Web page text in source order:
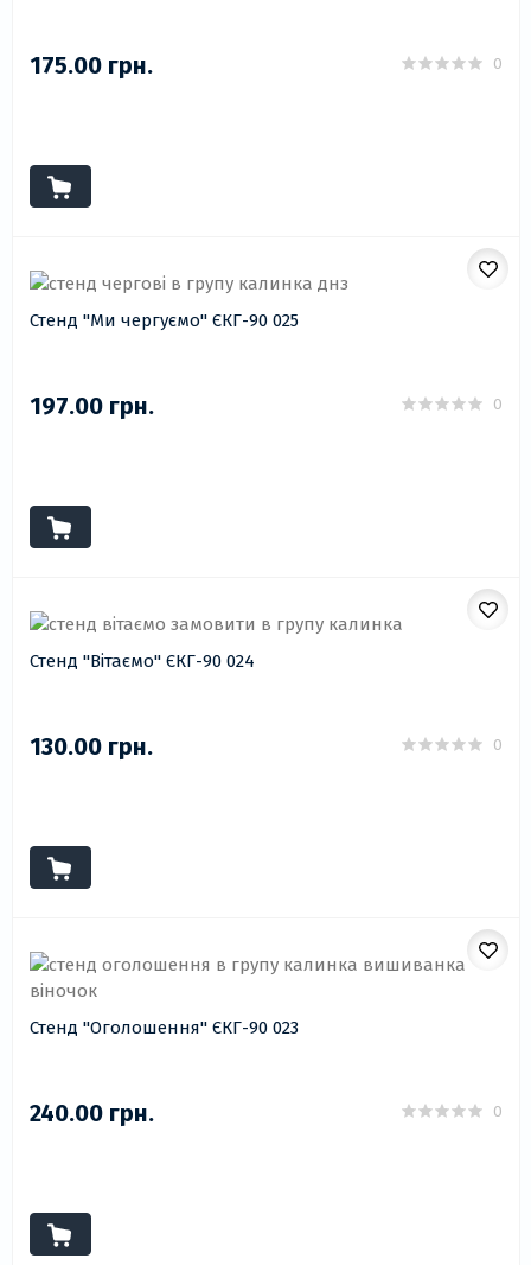
175.00 грн. 0
Стенд "Ми чергуємо" ЄКГ-90 025
197.00 грн. 0
Стенд "Вітаємо" ЄКГ-90 024
130.00 грн. 0
Стенд "Оголошення" ЄКГ-90 023
240.00 грн. 0